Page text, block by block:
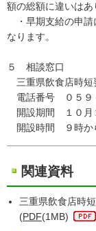
額の総額に違いはあ
・早期支給の申請
なります。
５ 相談窓口
三重県飲食店時短
電話番号 ０５９
開設期間 １０月
開設時間 ９時か
関連資料
三重県飲食店時
(PDF(1MB)